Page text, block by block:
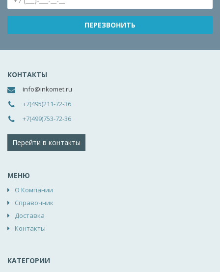
КОНТАКТЫ
info@inkomet.ru
+7(495)211-72-36
+7(499)753-72-36
Перейти в контакты
МЕНЮ
О Компании
Справочник
Доставка
Контакты
КАТЕГОРИИ